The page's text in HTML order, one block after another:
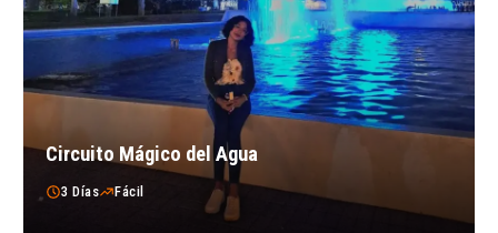
Circuito Mágico del Agua
3 Días Fácil